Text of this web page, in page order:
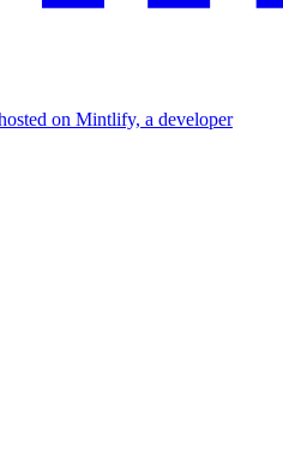
on Mintlify, a developer